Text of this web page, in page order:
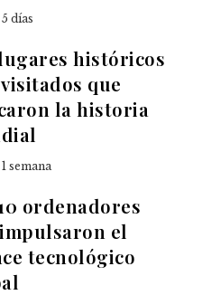
días
históricos
que
la historia
semana
ordenadores
el
tecnológico